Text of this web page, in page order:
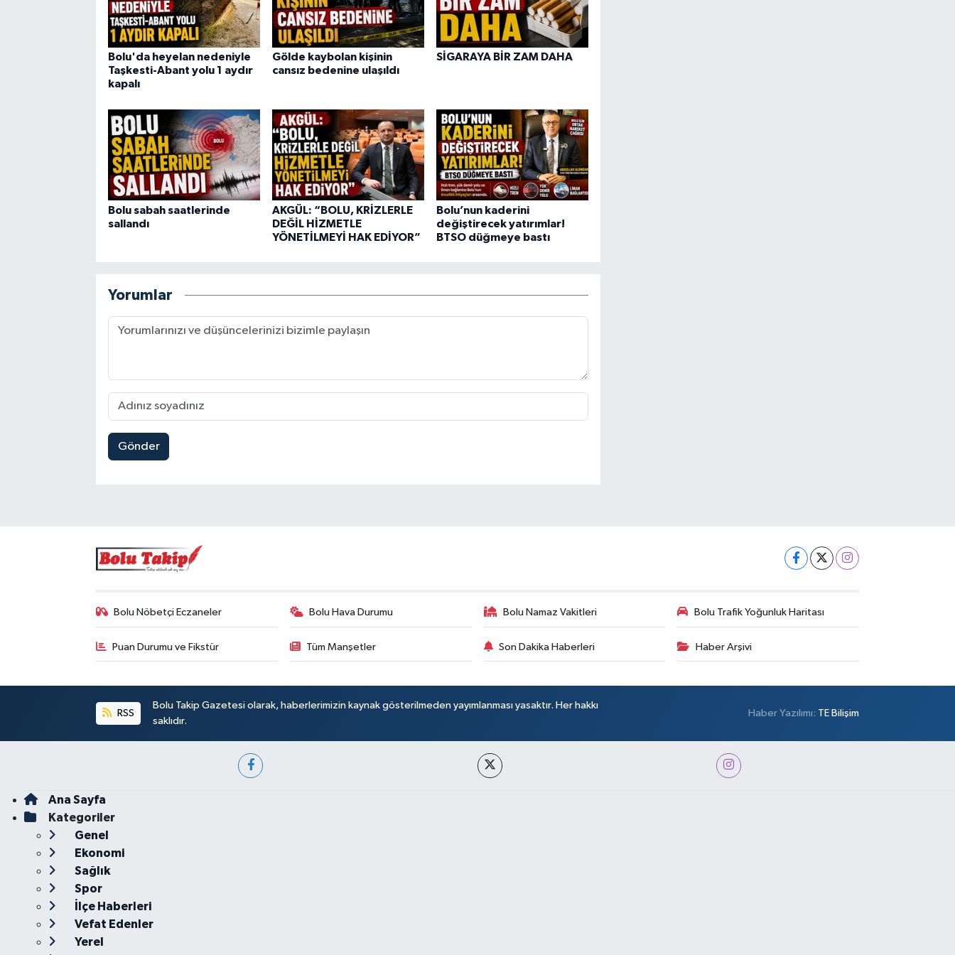
Bolu'da heyelan nedeniyle
Taşkesti-Abant yolu 1 aydır
kapalı
Gölde kaybolan kişinin
cansız bedenine ulaşıldı
SİGARAYA BİR ZAM DAHA
Bolu sabah saatlerinde
sallandı
AKGÜL: “BOLU, KRİZLERLE
DEĞİL HİZMETLE
YÖNETİLMEYİ HAK EDİYOR”
Bolu’nun kaderini
değiştirecek yatırımlar!
BTSO düğmeye bastı
Yorumlar
Gönder
Bolu Nöbetçi Eczaneler Bolu Hava Durumu Bolu Namaz Vakitleri Bolu Trafik Yoğunluk Haritası
Puan Durumu ve Fikstür Tüm Manşetler Son Dakika Haberleri Haber Arşivi
RSS
Bolu Takip Gazetesi olarak, haberlerimizin kaynak gösterilmeden yayımlanması yasaktır. Her hakkı
saklıdır.
Haber Yazılımı: TE Bilişim
Ana Sayfa
Kategoriler
Genel
Ekonomi
Sağlık
Spor
İlçe Haberleri
Vefat Edenler
Yerel